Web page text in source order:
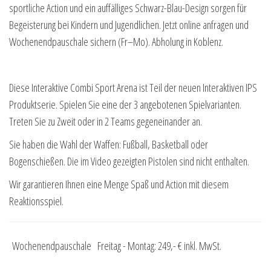
sportliche Action und ein auffälliges Schwarz-Blau-Design sorgen für
Begeisterung bei Kindern und Jugendlichen. Jetzt online anfragen und
Wochenendpauschale sichern (Fr–Mo). Abholung in Koblenz.
Diese Interaktive Combi Sport Arena ist Teil der neuen Interaktiven IPS
Produktserie. Spielen Sie eine der 3 angebotenen Spielvarianten.
Treten Sie zu Zweit oder in 2 Teams gegeneinander an.
Sie haben die Wahl der Waffen: Fußball, Basketball oder
Bogenschießen. Die im Video gezeigten Pistolen sind nicht enthalten.
Wir garantieren Ihnen eine Menge Spaß und Action mit diesem
Reaktionsspiel.
Wochenendpauschale Freitag - Montag: 249,- € inkl. MwSt.